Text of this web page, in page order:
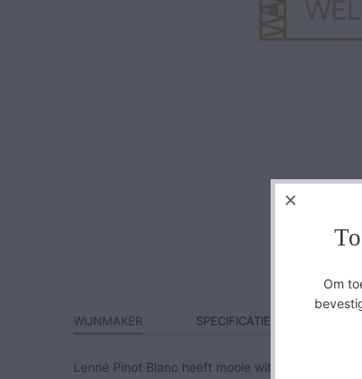
WIJNMAKER SPECIFICATIES
Lenné Pinot Blanc heeft mooie witte bloesem-
Om